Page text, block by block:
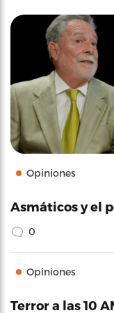
Opiniones
Asmáticos y el
0
Opiniones
Terror a las 10